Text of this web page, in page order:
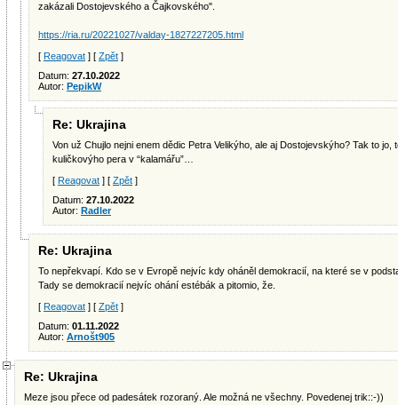
zakázali Dostojevského a Čajkovského".
https://ria.ru/20221027/valday-1827227205.html
[ Reagovat ] [ Zpět ]
Datum: 27.10.2022
Autor: PepikW
Re: Ukrajina
Von už Chujlo nejni enem dědic Petra Velikýho, ale aj Dostojevskýho? Tak to
kuličkovýho pera v “kalamářu”…
[ Reagovat ] [ Zpět ]
Datum: 27.10.2022
Autor: Radler
Re: Ukrajina
To nepřekvapí. Kdo se v Evropě nejvíc kdy oháněl demokracií, na které se v
Tady se demokracií nejvíc ohání estébák a pitomio, že.
[ Reagovat ] [ Zpět ]
Datum: 01.11.2022
Autor: Arnošt905
Re: Ukrajina
Meze jsou přece od padesátek rozoraný. Ale možná ne všechny. Povedenej trik::-))